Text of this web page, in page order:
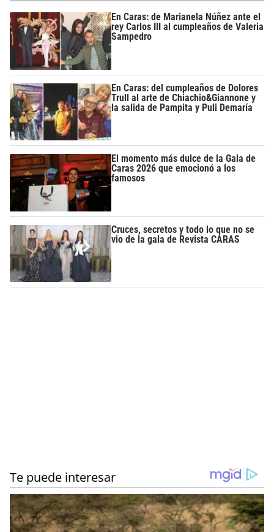
En Caras: de Marianela Núñez ante el
rey Carlos III al cumpleaños de Valeria
Sampedro
En Caras: del cumpleaños de Dolores
Trull al arte de Chiachio&Giannone y
la salida de Pampita y Puli Demaría
El momento más dulce de la Gala de
Caras 2026 que emocionó a los
famosos
Cruces, secretos y todo lo que no se
vio de la gala de Revista CARAS